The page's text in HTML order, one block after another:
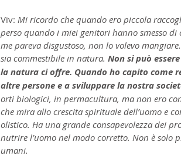
Viv: Mi ricordo che quando ero piccola
perso quando i miei genitori hanno smesso
me pareva disgustoso, non lo volevo
sia commestibile in natura. Non si può
la natura ci offre. Quando ho capito come
altre persone e a sviluppare la nostra
orti biologici, in permacultura, ma non ero
che mira allo crescita spirituale dell’uomo e
olistico. Ha una grande consapevolezza dei
nutrire l’uomo nel modo corretto. Non è solo
umani.